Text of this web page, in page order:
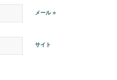
メール※
サイト